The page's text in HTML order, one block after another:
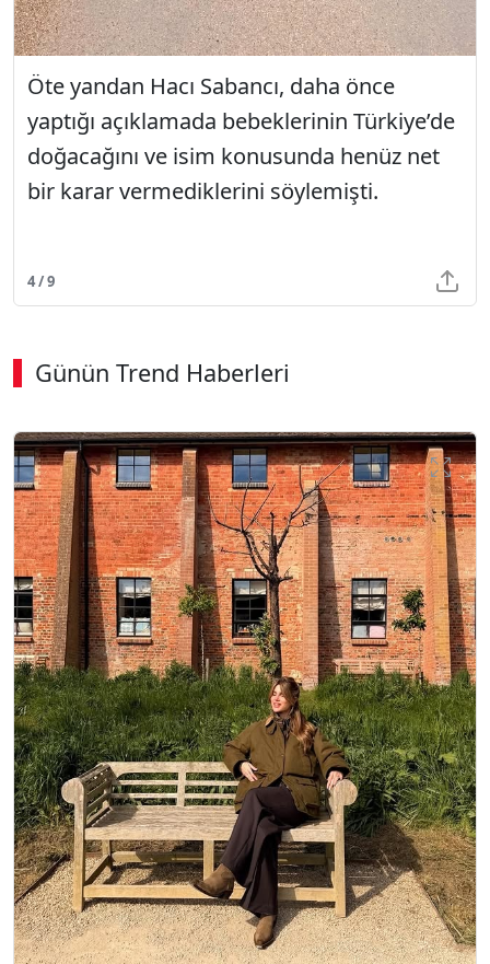
Öte yandan Hacı Sabancı, daha önce
yaptığı açıklamada bebeklerinin Türkiye’de
doğacağını ve isim konusunda henüz net
bir karar vermediklerini söylemişti.
4 / 9
Günün Trend Haberleri